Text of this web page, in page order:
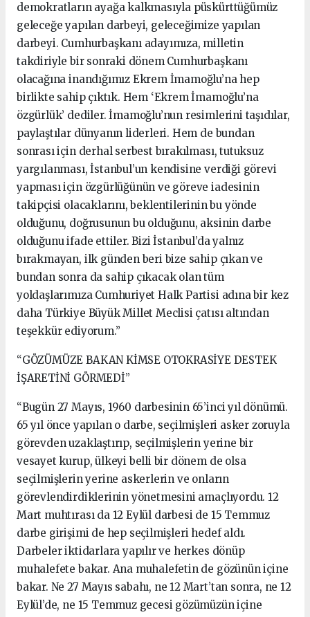
demokratların ayağa kalkmasıyla püskürttüğümüz
geleceğe yapılan darbeyi, geleceğimize yapılan
darbeyi. Cumhurbaşkanı adayımıza, milletin
takdiriyle bir sonraki dönem Cumhurbaşkanı
olacağına inandığımız Ekrem İmamoğlu’na hep
birlikte sahip çıktık. Hem ‘Ekrem İmamoğlu’na
özgürlük’ dediler. İmamoğlu’nun resimlerini taşıdılar,
paylaştılar dünyanın liderleri. Hem de bundan
sonrası için derhal serbest bırakılması, tutuksuz
yargılanması, İstanbul’un kendisine verdiği görevi
yapması için özgürlüğünün ve göreve iadesinin
takipçisi olacaklarını, beklentilerinin bu yönde
olduğunu, doğrusunun bu olduğunu, aksinin darbe
olduğunu ifade ettiler. Bizi İstanbul’da yalnız
bırakmayan, ilk günden beri bize sahip çıkan ve
bundan sonra da sahip çıkacak olan tüm
yoldaşlarımıza Cumhuriyet Halk Partisi adına bir kez
daha Türkiye Büyük Millet Meclisi çatısı altından
teşekkür ediyorum.”
“GÖZÜMÜZE BAKAN KİMSE OTOKRASİYE DESTEK
İŞARETİNİ GÖRMEDİ”
“Bugün 27 Mayıs, 1960 darbesinin 65’inci yıl dönümü.
65 yıl önce yapılan o darbe, seçilmişleri asker zoruyla
görevden uzaklaştırıp, seçilmişlerin yerine bir
vesayet kurup, ülkeyi belli bir dönem de olsa
seçilmişlerin yerine askerlerin ve onların
görevlendirdiklerinin yönetmesini amaçlıyordu. 12
Mart muhtırası da 12 Eylül darbesi de 15 Temmuz
darbe girişimi de hep seçilmişleri hedef aldı.
Darbeler iktidarlara yapılır ve herkes dönüp
muhalefete bakar. Ana muhalefetin de gözünün içine
bakar. Ne 27 Mayıs sabahı, ne 12 Mart’tan sonra, ne 12
Eylül’de, ne 15 Temmuz gecesi gözümüzün içine